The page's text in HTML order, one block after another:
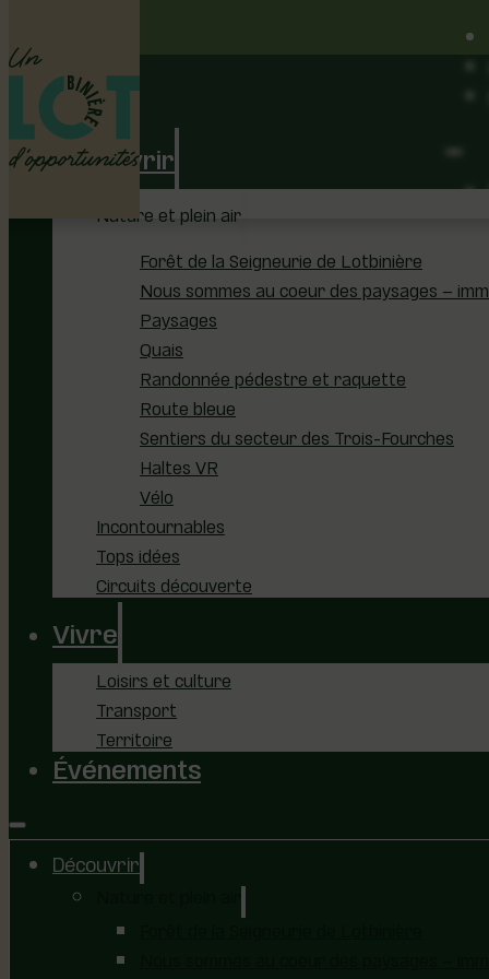
Découvrir
Nature et plein air
Forêt de la Seigneurie de Lotbinière
Nous sommes au coeur des paysages –
Paysages
Quais
Randonnée pédestre et raquette
Route bleue
Sentiers du secteur des Trois-Fourches
Haltes VR
Vélo
Incontournables
Tops idées
Circuits découverte
Vivre
Loisirs et culture
Transport
Territoire
Événements
Découvrir